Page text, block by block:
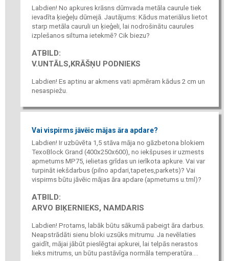
Labdien! No apkures krāsns dūmvada metāla caurule tiek
ievadīta ķieģeļu dūmejā. Jautājums: Kādus materiālus lietot
starp metāla cauruli un ķieģeli, lai nodrošinātu caurules
izplešanos siltuma ietekmē? Cik biezu?
ATBILD:
V.UNTĀLS,KRĀŠŅU PODNIEKS
Labdien! Es aptinu ar akmens vati apmēram kādus 2 cm un
nesaspiežu.
Vai vispirms jāvēic mājas āra apdare?
Labdien! Ir uzbūvēta 1,5 stāva māja no gāzbetona blokiem
TexoBlock Grand (400x250x600), no iekšpuses ir uzmests
apmetums MP75, ielietas grīdas un ierīkota apkure. Vai var
turpināt iekšdarbus (pilno apdari,tapetes,parkets)? Vai
vispirms būtu jāvēic mājas āra apdare (apmetums u.tml)?
ATBILD:
ARVO BIĶERNIEKS, NAMDARIS
Labdien! Protams, labāk būtu sākumā pabeigt āra darbus.
Neapstrādāti sienu bloki uzsūks mitrumu. Ja nevēlaties
gaidīt, mājai jābūt pieslēgtai apkurei, lai telpās nerastos
lieks mitrums, un būtu pastāvīga normāla temperatūra....